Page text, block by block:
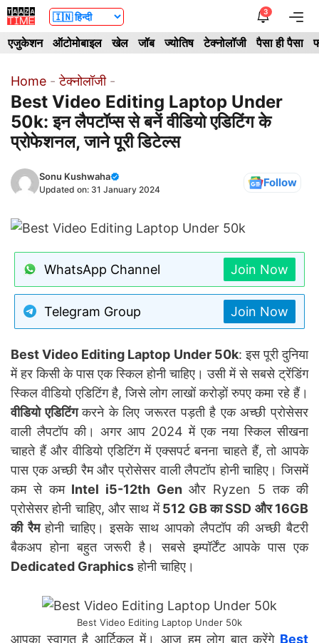
Skip
to
content
3
एजुकेशन ऑटोमोबाइल खेल जॉब ज्योतिष टेक्नोलॉजी पैसा ही पैसा
Home -टेक्नोलॉजी-
Best Video Editing Laptop Under
50k: इन लैपटॉप्स से बनें वीडियो एडिटिंग के
प्रोफेशनल, जाने पूरी डिटेल्स
Sonu Kushwaha
Updated on: 31 January 2024 Follow
WhatsApp Channel Join Now
Telegram Group Join Now
Best Video Editing Laptop Under 50k: इस पूरी दुनिया
में हर किसी के पास एक स्किल होनी चाहिए। उसी में से सबसे ट्रेंडिंग
स्किल वीडियो एडिटिंग है, जिसे लोग लाखों करोड़ों रुपए कमा रहे हैं।
वीडियो एडिटिंगकरने के लिए जरूरत पड़ती है एक अच्छी प्रोसेसर
वाली लैपटॉप की। अगर आप 2024 में एक नया स्किल सीखना
चाहते हैं और वीडियो एडिटिंग में एक्सपर्ट बनना चाहते हैं, तो आपके
पास एक अच्छी रैम और प्रोसेसर वाली लैपटॉप होनी चाहिए। जिसमें
कम से कमIntel i5-12th Genऔर Ryzen 5 तक की
प्रोसेसर होनी चाहिए, और साथ में512 GB का SSD और 16GB
की रैमहोनी चाहिए। इसके साथ आपको लैपटॉप की अच्छी बैटरी
बैकअप होना बहुत जरूरी है। सबसे इम्पॉर्टेंट आपके पास एक
Dedicated Graphicsहोनी चाहिए।
Best Video Editing Laptop Under 50k
आपका स्वागत है आर्टिकल में। आज हम लोग बात करेंगे Best